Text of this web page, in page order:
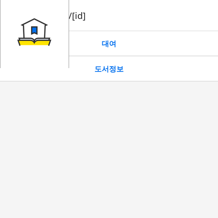
book/rent/[id]
대여
도서정보